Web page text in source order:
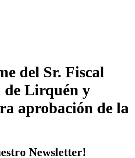
del Sr. Fiscal
de Lirquén y
aprobación de la
Newsletter!